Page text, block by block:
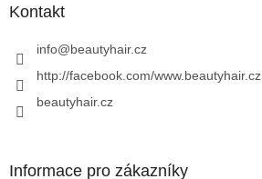
Kontakt
info@beautyhair.cz
http://facebook.com/www.beautyhair.cz
beautyhair.cz
Informace pro zákazníky